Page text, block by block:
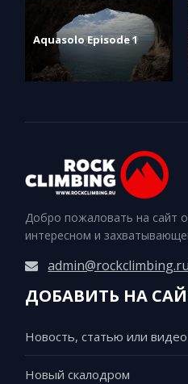
Aquasolo Episode 1
Добро пожаловать на сайт
интересном и
admin@rockclimbing.ru
ДОБАВИТЬ НА
Новость, статью или видео
Новый скалодром